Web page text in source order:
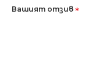
Вашият отзив